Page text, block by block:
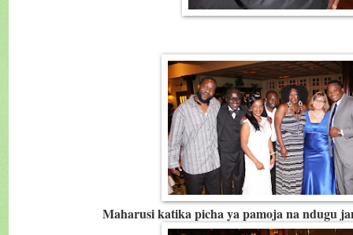
Maharusi katika picha ya pamoja na ndugu